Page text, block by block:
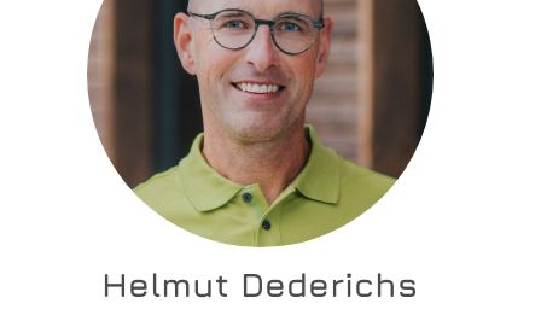
Helmut Dederichs